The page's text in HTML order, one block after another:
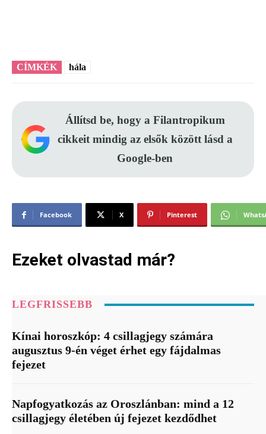
CÍMKÉK hála
Állítsd be, hogy a Filantropikum
cikkeit mindig az elsők között lásd a
Google-ben
Facebook X Pinterest
Ezeket olvastad már?
LEGFRISSEBB
Kínai horoszkóp: 4 csillagjegy számára
augusztus 9-én véget érhet egy fájdalmas
fejezet
Napfogyatkozás az Oroszlánban: mind a 12
csillagjegy életében új fejezet kezdődhet